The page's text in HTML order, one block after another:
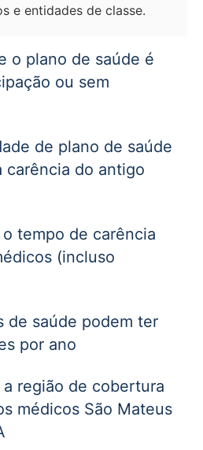
e entidades de classe.
o plano de saúde é
ou sem
de plano de saúde
carência do antigo
tempo de carência
(incluso
de saúde podem ter
por ano
região de cobertura
médicos São Mateus